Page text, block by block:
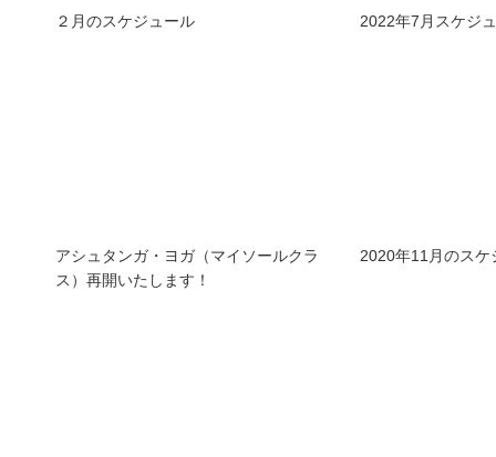
２月のスケジュール 2022年7月スケジ
アシュタンガ・ヨガ（マイソールクラ
ス）再開いたします！
2020年11月のスケ